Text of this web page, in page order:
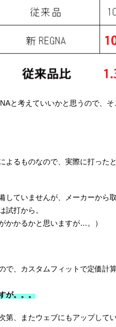
と考えていいかと思うので、
よるものなので、実際に打った
していませんが、メーカーから
試打から。
かかるかと思いますが…。）
で、カスタムフィットで定価計
が。。。
第、またウェブにもアップして